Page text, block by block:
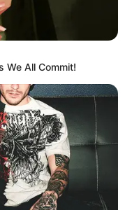
IBAGUÉ
We All Commit!